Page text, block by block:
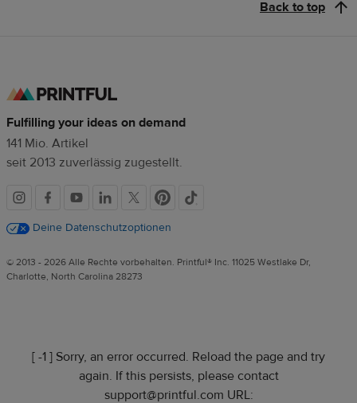
Back to top
Fulfilling your ideas on demand
141 Mio. Artikel
seit 2013 zuverlässig zugestellt.
Soziale
Medien
Deine Datenschutzoptionen
© 2013 - 2026 Alle Rechte vorbehalten. Printful® Inc. 11025 Westlake Dr,
Charlotte, North Carolina 28273
[ -1 ] Sorry, an error occurred. Reload the page and try
again. If this persists, please contact
support@printful.com URL: